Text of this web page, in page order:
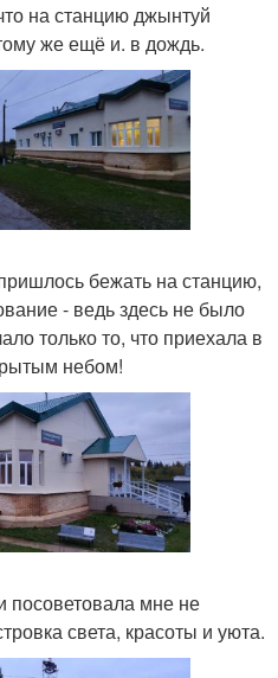
на станцию джынтуй
же ещё и. в дождь.
бежать на станцию,
- ведь здесь не было
только то, что приехала в
небом!
посоветовала мне не
света, красоты и уюта.